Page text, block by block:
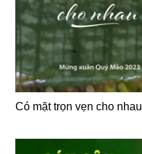
Có mặt trọn vẹn cho nhau